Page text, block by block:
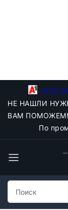
+375-
НЕ НАШЛИ
ВАМ ПОМОЖЕМ!
По